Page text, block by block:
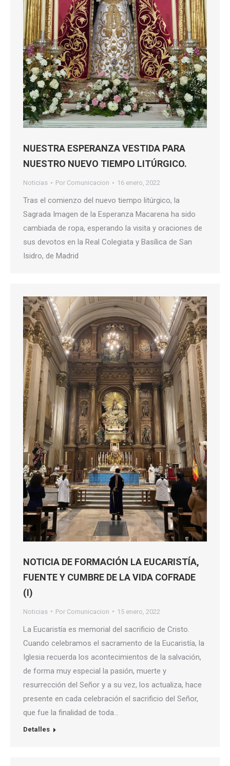
NUESTRA ESPERANZA VESTIDA PARA
NUESTRO NUEVO TIEMPO LITÚRGICO.
Noticias Por Comunicacion 16 enero, 2022
Tras el comienzo del nuevo tiempo litúrgico, la
Sagrada Imagen de la Esperanza Macarena ha sido
cambiada de ropa, esperando la visita y oraciones de
sus devotos en la Real Colegiata y Basílica de San
Isidro, de Madrid
NOTICIA DE FORMACIÓN LA EUCARISTÍA,
FUENTE Y CUMBRE DE LA VIDA COFRADE
(I)
Noticias Por Comunicacion 15 enero, 2022
La Eucaristía es memorial del sacrificio de Cristo.
Cuando celebramos el sacramento de la Eucaristía, la
Iglesia recuerda los acontecimientos de la salvación,
de forma muy especial la pasión, muerte y
resurrección del Señor y a su vez, los actualiza, hace
presente en cada celebración el sacrificio del Señor,
que fue la finalidad de toda…
Detalles